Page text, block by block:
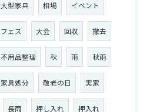
大型家具 相場 イベント
フェス 大会 回収 撤去
不用品整理 秋 雨 秋雨
家具処分 敬老の日 実家
長雨 押し入れ 押入れ